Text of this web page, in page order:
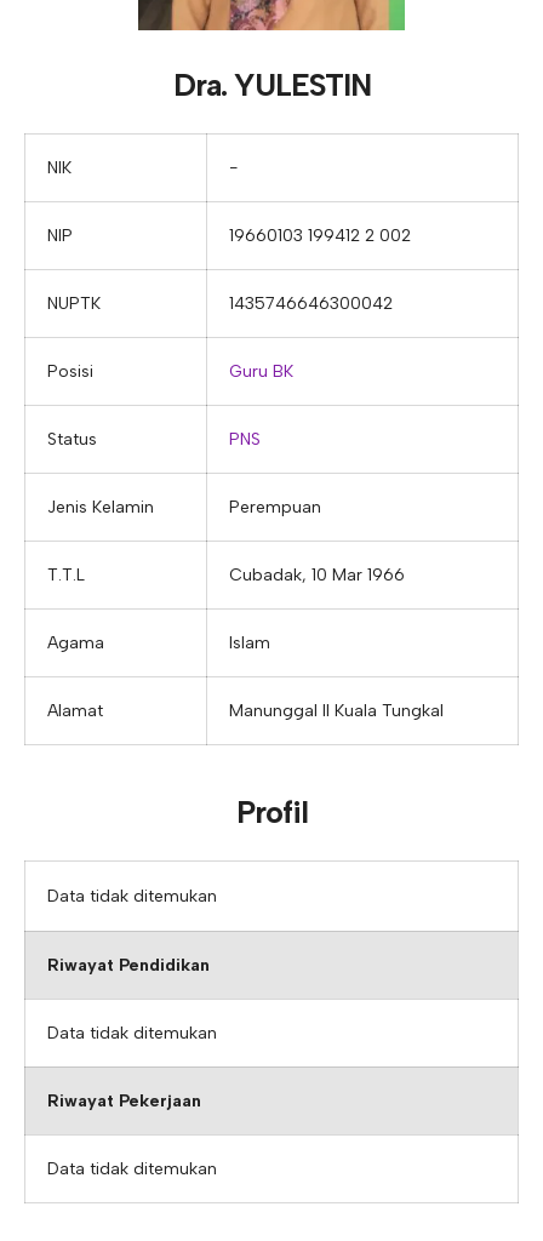
Tupoksi Wakil Bidang Sarana Prasarana
Tupoksi Wakil Bidang Kesiswaan
Tupoksi Guru Piket
Tupoksi Ketua Kons. Keahlian
Tupoksi Kepala Tata Usaha
Tupoksi Bendahara BOS
Tupoksi Bendahara Komite
Tupoksi Perpustakaan
Dra. YULESTIN
NIK −
NIP 19660103 199412 2 002
NUPTK 1435746646300042
Posisi Guru BK
Status PNS
Jenis Kelamin Perempuan
T.T.L Cubadak, 10 Mar 1966
Agama Islam
Alamat Manunggal II Kuala Tungkal
Profil
Data tidak ditemukan
Riwayat Pendidikan
Data tidak ditemukan
Riwayat Pekerjaan
Data tidak ditemukan